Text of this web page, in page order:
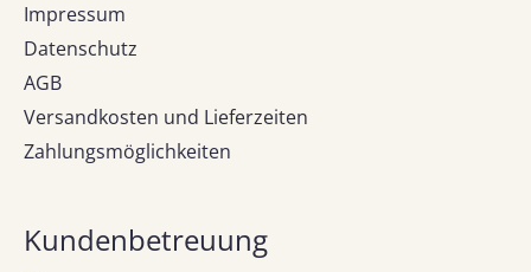
Impressum
Datenschutz
AGB
Versandkosten und Lieferzeiten
Zahlungsmöglichkeiten
Kundenbetreuung